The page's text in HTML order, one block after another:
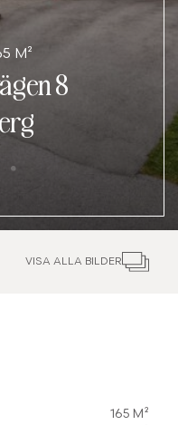
M²
8
VISA ALLA BILDER
165 M²